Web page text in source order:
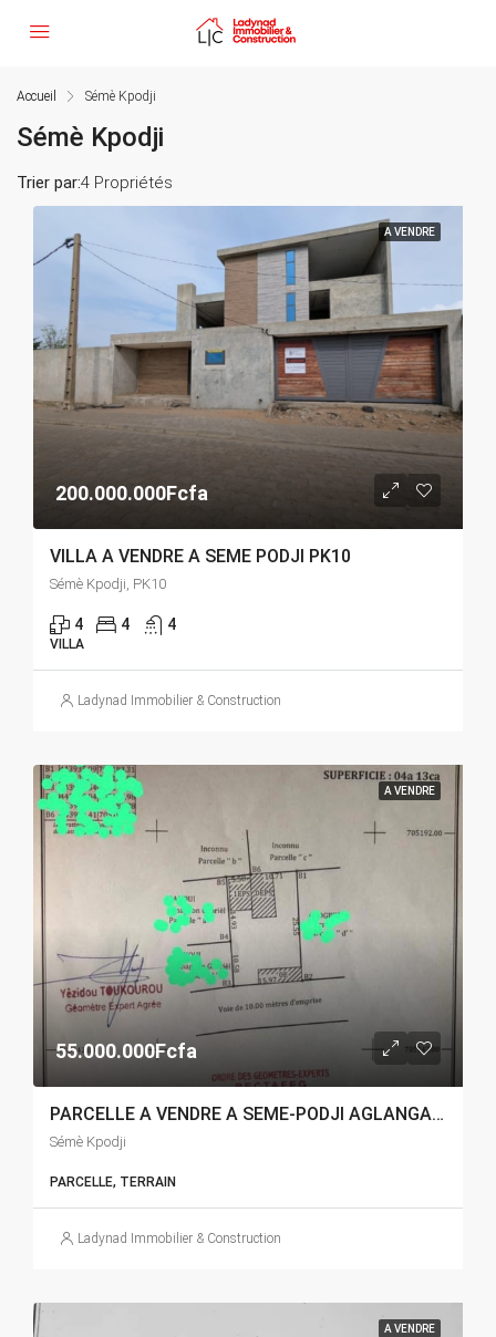
Accueil Sémè Kpodji
Sémè Kpodji
4 Propriétés
Trier par:
A VENDRE
200.000.000Fcfa
VILLA A VENDRE A SEME PODJI PK10
Sémè Kpodji, PK10
4 4 4
VILLA
Ladynad Immobilier & Construction
A VENDRE
55.000.000Fcfa
PARCELLE A VENDRE A SEME-PODJI AGLANGANDAN
Sémè Kpodji
PARCELLE, TERRAIN
Ladynad Immobilier & Construction
A VENDRE